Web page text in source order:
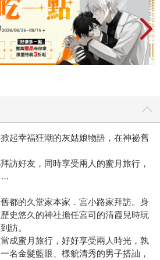
起幸福狂潮的灰姑娘物語，在神祕舊
訪好友，同時享受兩人的蜜月旅行，
都的久堂家本家．宮小路家拜訪。身
史悠久的神社擔任宮司的清霞兒時玩
訪。
成蜜月旅行，好好享受兩人時光，孰
名金髮藍眼、樣貌清秀的男子搭訕，